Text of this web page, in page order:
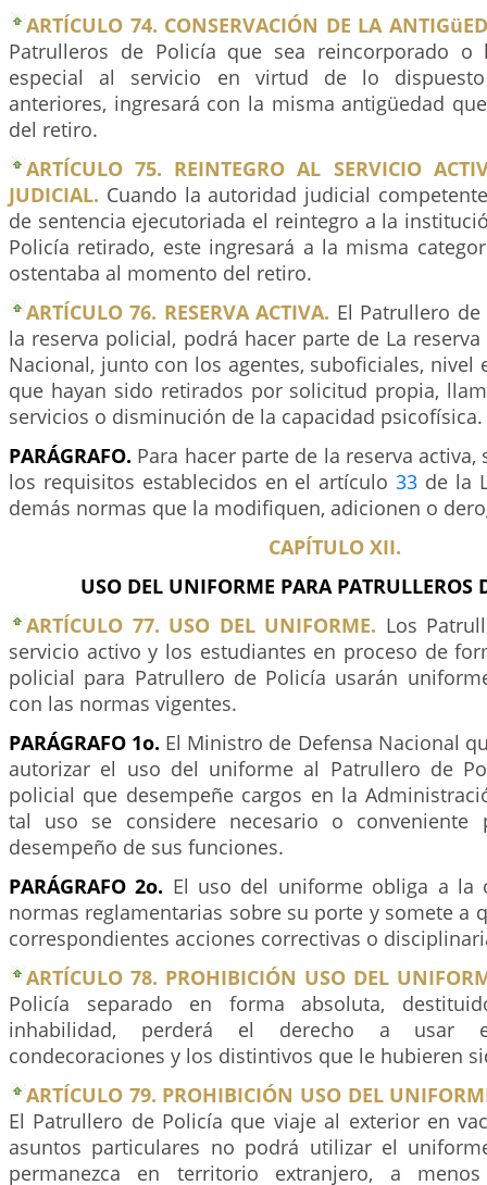
ARTÍCULO 74. CONSERVACIÓN DE LA
Patrulleros de Policía que sea reincorporado o
especial al servicio en virtud de lo
anteriores, ingresará con la misma antigüedad
del retiro.
ARTÍCULO 75. REINTEGRO AL SERVICIO
JUDICIAL. Cuando la autoridad judicial
de sentencia ejecutoriada el reintegro a la
Policía retirado, este ingresará a la misma
ostentaba al momento del retiro.
ARTÍCULO 76. RESERVA ACTIVA. El Patrullero
la reserva policial, podrá hacer parte de La
Nacional, junto con los agentes, suboficiales, nivel
que hayan sido retirados por solicitud propia,
servicios o disminución de la capacidad psicofísica.
PARÁGRAFO. Para hacer parte de la reserva
los requisitos establecidos en el artículo33 de la
demás normas que la modifiquen, adicionen o
CAPÍTULO XII.
USO DEL UNIFORME PARA PATRULLEROS
ARTÍCULO 77. USO DEL UNIFORME. Los
servicio activo y los estudiantes en proceso de
policial para Patrullero de Policía usarán
con las normas vigentes.
PARÁGRAFO 1o. El Ministro de Defensa Nacional
autorizar el uso del uniforme al Patrullero de
policial que desempeñe cargos en la
tal uso se considere necesario o conveniente
desempeño de sus funciones.
PARÁGRAFO 2o. El uso del uniforme obliga a la
normas reglamentarias sobre su porte y somete a
correspondientes acciones correctivas o
ARTÍCULO 78. PROHIBICIÓN USO DEL
Policía separado en forma absoluta,
inhabilidad, perderá el derecho a usar
condecoraciones y los distintivos que le hubieren
ARTÍCULO 79. PROHIBICIÓN USO DEL
El Patrullero de Policía que viaje al exterior en
asuntos particulares no podrá utilizar el
permanezca en territorio extranjero, a